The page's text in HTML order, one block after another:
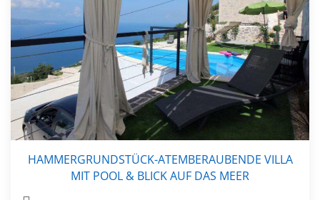
HAMMERGRUNDSTÜCK-ATEMBERAUBENDE VILLA
MIT POOL & BLICK AUF DAS MEER